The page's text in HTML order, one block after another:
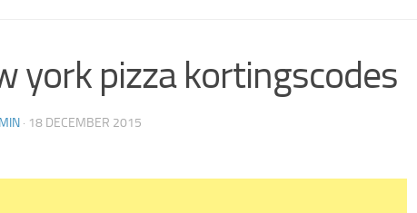
york pizza kortingscodes
· 18 DECEMBER 2015